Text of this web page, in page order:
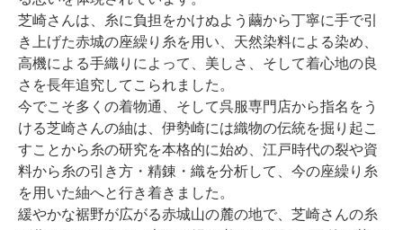
芝崎さんは、糸に負担をかけぬよう繭から丁寧に手で引
き上げた赤城の座繰り糸を用い、天然染料による染め、
高機による手織りによって、美しさ、そして着心地の良
さを長年追究してこられました。
今でこそ多くの着物通、そして呉服専門店から指名をう
ける芝崎さんの紬は、伊勢崎には織物の伝統を掘り起こ
すことから糸の研究を本格的に始め、江戸時代の裂や資
料から糸の引き方・精錬・織を分析して、今の座繰り糸
を用いた紬へと行き着きました。
緩やかな裾野が広がる赤城山の麓の地で、芝崎さんの糸